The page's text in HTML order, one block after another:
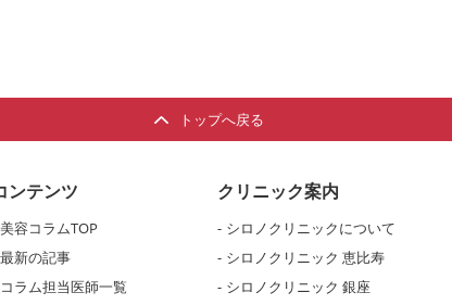
トップへ戻る
ンテンツ
美容コラムTOP
最新の記事
コラム担当医師一覧
クリニック案内
シロノクリニックについて
シロノクリニック 恵比寿
シロノクリニック 銀座